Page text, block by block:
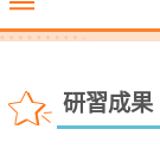
研習成果